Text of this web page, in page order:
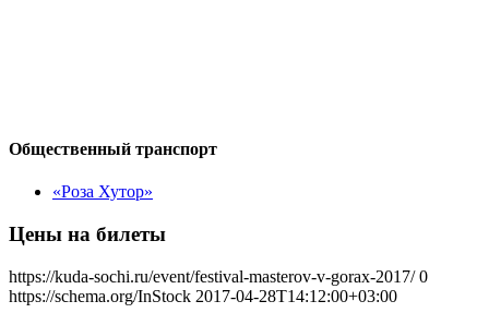
Общественный транспорт
«Роза Хутор»
Цены на билеты
https://kuda-sochi.ru/event/festival-masterov-v-gorax-2017/ 0
https://schema.org/InStock 2017-04-28T14:12:00+03:00